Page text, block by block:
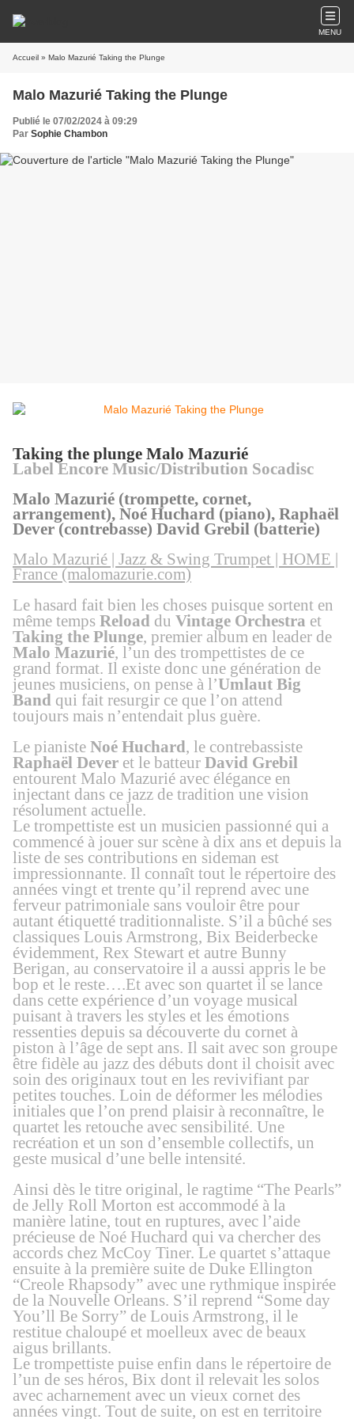
MENU
Accueil » Malo Mazurié Taking the Plunge
Malo Mazurié Taking the Plunge
Publié le 07/02/2024 à 09:29
Par Sophie Chambon
Taking the plunge Malo Mazurié
Label Encore Music/Distribution Socadisc
Malo Mazurié (trompette, cornet,
arrangement), Noé Huchard (piano), Raphaël
Dever (contrebasse) David Grebil (batterie)
Malo Mazurié | Jazz & Swing Trumpet | HOME |
France (malomazurie.com)
Le hasard fait bien les choses puisque sortent en
même temps Reload du Vintage Orchestra et
Taking the Plunge, premier album en leader de
Malo Mazurié, l’un des trompettistes de ce
grand format. Il existe donc une génération de
jeunes musiciens, on pense à l’Umlaut Big
Band qui fait resurgir ce que l’on attend
toujours mais n’entendait plus guère.
Le pianiste Noé Huchard, le contrebassiste
Raphaël Dever et le batteur David Grebil
entourent Malo Mazurié avec élégance en
injectant dans ce jazz de tradition une vision
résolument actuelle.
Le trompettiste est un musicien passionné qui a
commencé à jouer sur scène à dix ans et depuis la
liste de ses contributions en sideman est
impressionnante. Il connaît tout le répertoire des
années vingt et trente qu’il reprend avec une
ferveur patrimoniale sans vouloir être pour
autant étiquetté traditionnaliste. S’il a bûché ses
classiques Louis Armstrong, Bix Beiderbecke
évidemment, Rex Stewart et autre Bunny
Berigan, au conservatoire il a aussi appris le be
bop et le reste….Et avec son quartet il se lance
dans cette expérience d’un voyage musical
puisant à travers les styles et les émotions
ressenties depuis sa découverte du cornet à
piston à l’âge de sept ans. Il sait avec son groupe
être fidèle au jazz des débuts dont il choisit avec
soin des originaux tout en les revivifiant par
petites touches. Loin de déformer les mélodies
initiales que l’on prend plaisir à reconnaître, le
quartet les retouche avec sensibilité. Une
recréation et un son d’ensemble collectifs, un
geste musical d’une belle intensité.
Ainsi dès le titre original, le ragtime “The Pearls”
de Jelly Roll Morton est accommodé à la
manière latine, tout en ruptures, avec l’aide
précieuse de Noé Huchard qui va chercher des
accords chez McCoy Tiner. Le quartet s’attaque
ensuite à la première suite de Duke Ellington
“Creole Rhapsody” avec une rythmique inspirée
de la Nouvelle Orleans. S’il reprend “Some day
You’ll Be Sorry” de Louis Armstrong, il le
restitue chaloupé et moelleux avec de beaux
aigus brillants.
Le trompettiste puise enfin dans le répertoire de
l’un de ses héros, Bix dont il relevait les solos
avec acharnement avec un vieux cornet des
années vingt. Tout de suite, on est en territoire